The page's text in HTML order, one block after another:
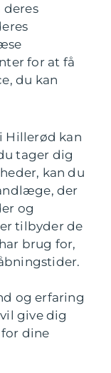
for at få
du kan
Hillerød kan
tager dig
kan du
der
og
tilbyder de
brug for,
og erfaring
give dig
dine